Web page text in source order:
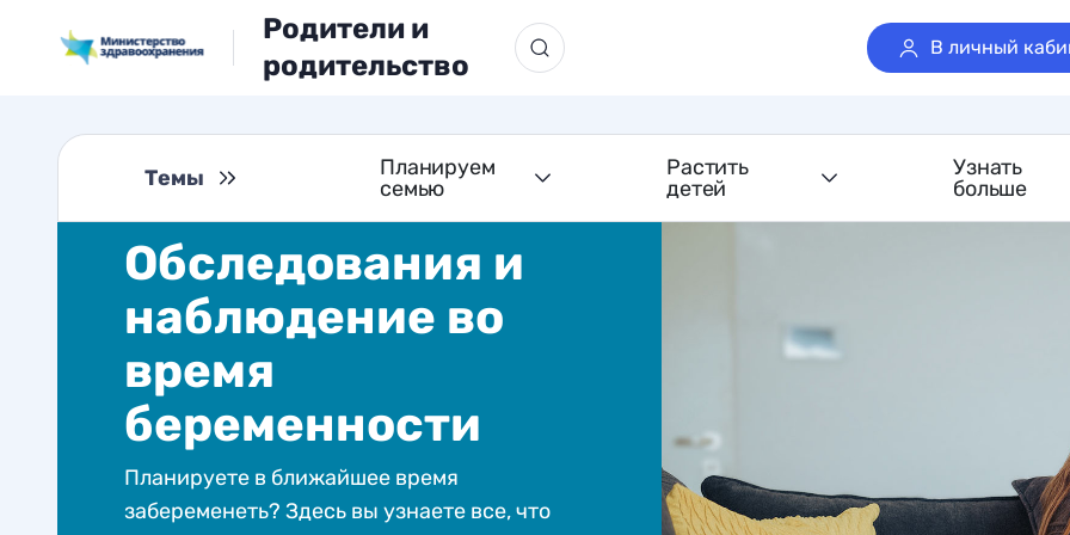
Родители и
родительство
В личный
Темы
Планируем
семью
Растить
детей
Узнать
больше
Обследования и
наблюдение во
время
беременности
Планируете в ближайшее время
забеременеть? Здесь вы узнаете все, что